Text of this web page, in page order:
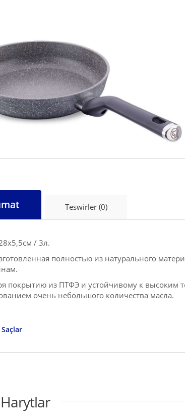
Teswirler (0)
/ 3л.
полностью из натурального
покрытию из ПТФЭ и устойчивому к высоким
очень небольшого количества масла.
Saçlar